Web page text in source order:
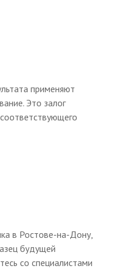
применяют
Это залог
в Ростове-на-Дону,
будущей
со специалистами